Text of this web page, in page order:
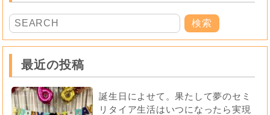
最近の投稿
誕生日によせて。果たして夢のセミ
リタイア生活はいつになったら実現